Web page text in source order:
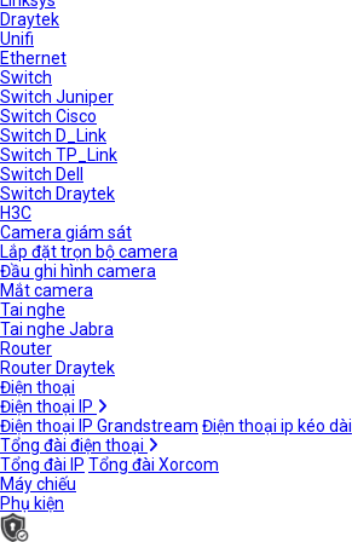
Draytek
Unifi
Ethernet
Switch
Switch Juniper
Switch Cisco
Switch D_Link
Switch TP_Link
Switch Dell
Switch Draytek
H3C
Camera giám sát
Lắp đặt trọn bộ camera
Đầu ghi hình camera
Mắt camera
Tai nghe
Tai nghe Jabra
Router
Router Draytek
Điện thoại
Điện thoại IP
Điện thoại IP Grandstream Điện thoại ip kéo dài
Tổng đài điện thoại
Tổng đài IP Tổng đài Xorcom
Máy chiếu
Phụ kiện